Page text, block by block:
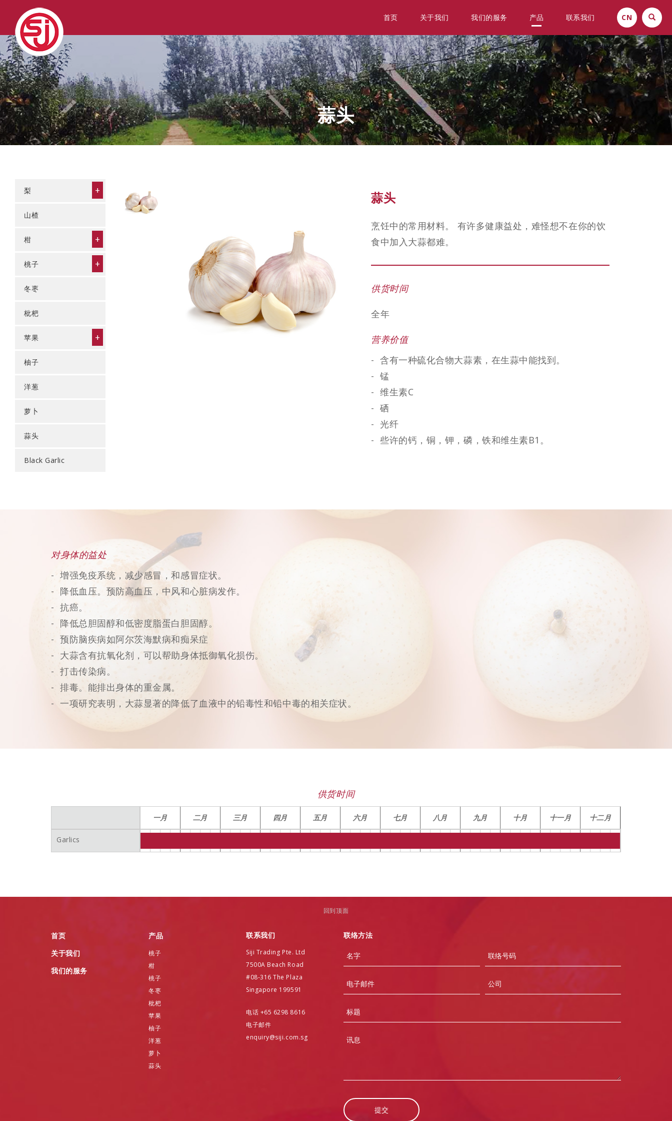
首页 关于我们 我们的服务 产品 联系我们 CN
蒜头
梨 +
山楂
柑 +
桃子 +
冬枣
枇杷
苹果 +
柚子
洋葱
萝卜
蒜头
Black Garlic
蒜头
烹饪中的常用材料。 有许多健康益处，难怪想不在你的饮
食中加入大蒜都难。
供货时间
全年
营养价值
含有一种硫化合物大蒜素，在生蒜中能找到。
锰
维生素C
硒
光纤
些许的钙，铜，钾，磷，铁和维生素B1。
对身体的益处
增强免疫系统，减少感冒，和感冒症状。
降低血压。预防高血压，中风和心脏病发作。
抗癌。
降低总胆固醇和低密度脂蛋白胆固醇。
预防脑疾病如阿尔茨海默病和痴呆症
大蒜含有抗氧化剂，可以帮助身体抵御氧化损伤。
打击传染病。
排毒。能排出身体的重金属。
一项研究表明，大蒜显著的降低了血液中的铅毒性和铅中毒的相关症状。
供货时间
一月 二月 三月 四月 五月 六月 七月 八月 九月 十月 十一月 十二月
Garlics
回到顶面
首页
关于我们
我们的服务
产品
桃子
柑
桃子
冬枣
枇杷
苹果
柚子
洋葱
萝卜
蒜头
联系我们
Siji Trading Pte. Ltd
7500A Beach Road
#08-316 The Plaza
Singapore 199591
电话 +65 6298 8616
电子邮件
enquiry@siji.com.sg
联络方法
Name
Email
Contact
Number
Company
Subject
Message